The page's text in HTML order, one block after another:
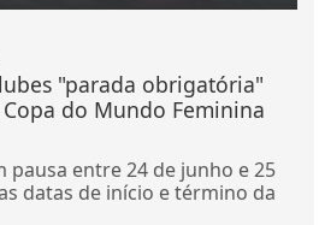
"parada obrigatória"
do Mundo Feminina
pausa entre 24 de junho e 25
datas de início e término da